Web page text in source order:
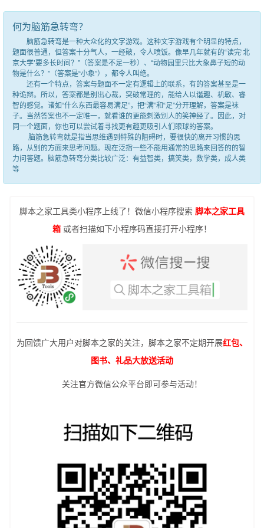
何为脑筋急转弯？
脑筋急转弯是一种大众化的文字游戏。这种文字游戏有个明显的特点，
题面很普通，但答案十分气人，一经破，令人喷饭。像早几年就有的“读完‘北
京大学’要多长时间？”（答案是不足一秒）、“动物园里只比大象鼻子短的动
物是什么？”（答案是“小象”），都令人叫绝。
还有一个特点，答案与题面不一定有逻辑上的联系，有的答案甚至是一
种诡辩。所以，答案都是别出心裁，突破常理的，能给人以谐趣、机敏、睿
智的感觉。诸如“什么东西最容易满足”，把“满”和“足”分开理解，答案是袜
子。当然答案也不一定唯一，就看谁的更能刺激别人的笑神经了。因此，对
同一个题面，你也可以尝试着寻找更有趣更吸引人们眼球的答案。
脑筋急转弯就是指当思维遇到特殊的阻碍时，要很快的离开习惯的思
路，从别的方面来思考问题。现在泛指一些不能用通常的思路来回答的的智
力问答题。脑筋急转弯分类比较广泛：有益智类，搞笑类，数学类，成人类
等
脚本之家工具类小程序上线了！微信小程序搜索 脚本之家工具
箱 或者扫描如下小程序码直接打开小程序！
为回馈广大用户对脚本之家的关注，脚本之家不定期开展红包、
图书、礼品大放送活动
关注官方微信公众平台即可参与活动！